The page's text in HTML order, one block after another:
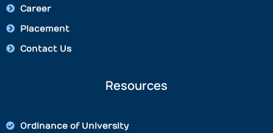
Career
Placement
Contact Us
Resources
Ordinance of University